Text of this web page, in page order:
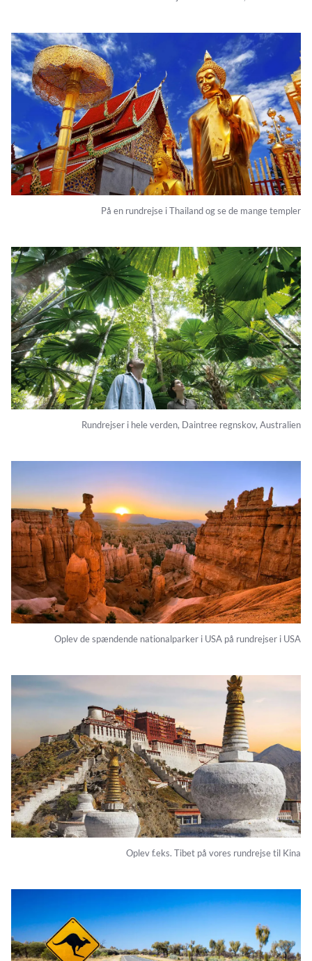
På en rundrejse i Thailand og se de mange templer
Rundrejser i hele verden, Daintree regnskov, Australien
Oplev de spændende nationalparker i USA på rundrejser i USA
Oplev f.eks. Tibet på vores rundrejse til Kina